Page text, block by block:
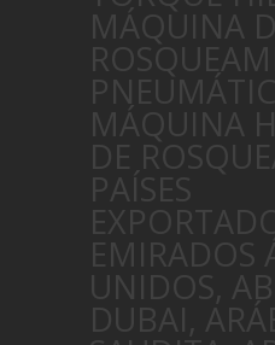
MÁQUINA
MÁQUINA
DE
PAÍSES
EMIRADOS
UNIDOS,
DUBAI,